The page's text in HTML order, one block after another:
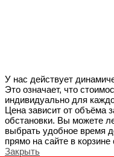
У нас действует
Это означает, что
индивидуально для
Цена зависит от объёма
обстановки. Вы можете
выбрать удобное время
прямо на сайте в корзине
Закрыть